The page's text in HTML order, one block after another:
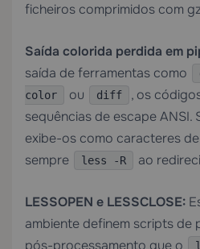
ficheiros comprimidos com
Saída colorida perdida em
saída de ferramentas como
color
ou diff
, os
sequências de escape ANSI.
exibe-os como caracteres
sempre
less -R ao
LESSOPEN e LESSCLOSE:
ambiente definem scripts de
pós-processamento que o